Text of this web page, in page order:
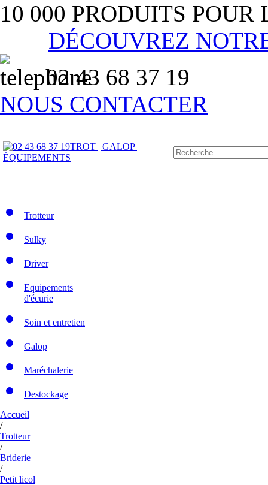
10 000 PRODUITS
DÉCOUVREZ
02 43 68 37 19
NOUS CONTACTER
TROT | GALOP |
ÉQUIPEMENTS
Trotteur
Sulky
Driver
Equipements
d'écurie
Soin et entretien
Galop
Maréchalerie
Destockage
Accueil
/
Trotteur
/
Briderie
/
Petit licol